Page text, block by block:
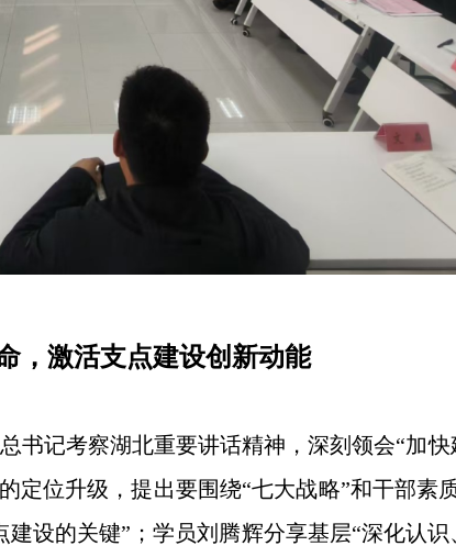
，激活支点建设创新动能
书记考察湖北重要讲话精神，深刻领会“加
定位升级，提出要围绕“七大战略”和干部素
设的关键”；学员刘腾辉分享基层“深化认